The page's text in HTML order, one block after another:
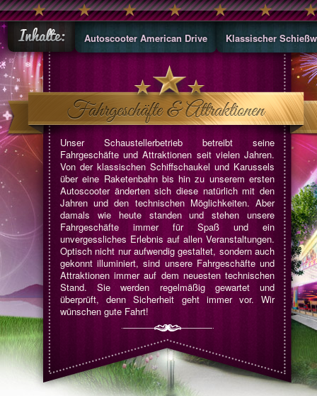
Autoscooter American Drive Klassischer
Unser Schaustellerbetrieb betreibt seine
Fahrgeschäfte und Attraktionen seit vielen Jahren.
Von der klassischen Schiffschaukel und Karussels
über eine Raketenbahn bis hin zu unserem ersten
Autoscooter änderten sich diese natürlich mit den
Jahren und den technischen Möglichkeiten. Aber
damals wie heute standen und stehen unsere
Fahrgeschäfte immer für Spaß und ein
unvergessliches Erlebnis auf allen Veranstaltungen.
Optisch nicht nur aufwendig gestaltet, sondern auch
gekonnt illuminiert, sind unsere Fahrgeschäfte und
Attraktionen immer auf dem neuesten technischen
Stand. Sie werden regelmäßig gewartet und
überprüft, denn Sicherheit geht immer vor. Wir
wünschen gute Fahrt!